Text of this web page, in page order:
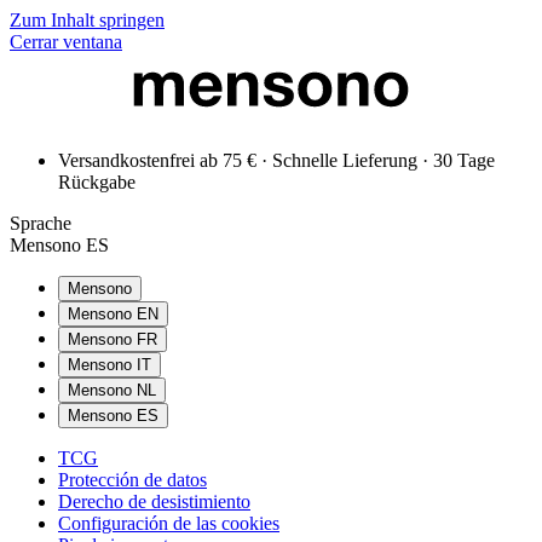
Zum Inhalt springen
Cerrar ventana
Versandkostenfrei ab 75 € · Schnelle Lieferung · 30 Tage
Rückgabe
Sprache
Mensono ES
Mensono
Mensono EN
Mensono FR
Mensono IT
Mensono NL
Mensono ES
TCG
Protección de datos
Derecho de desistimiento
Configuración de las cookies